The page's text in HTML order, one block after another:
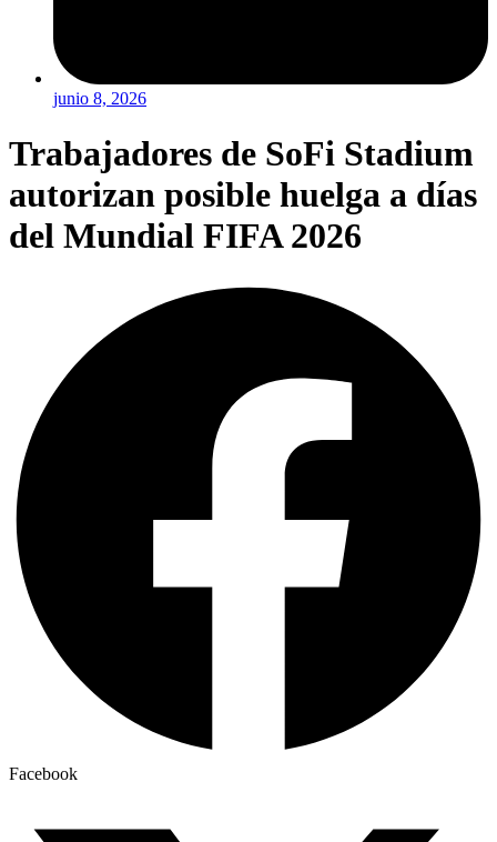
junio 8, 2026
Trabajadores de SoFi Stadium
autorizan posible huelga a días
del Mundial FIFA 2026
Facebook